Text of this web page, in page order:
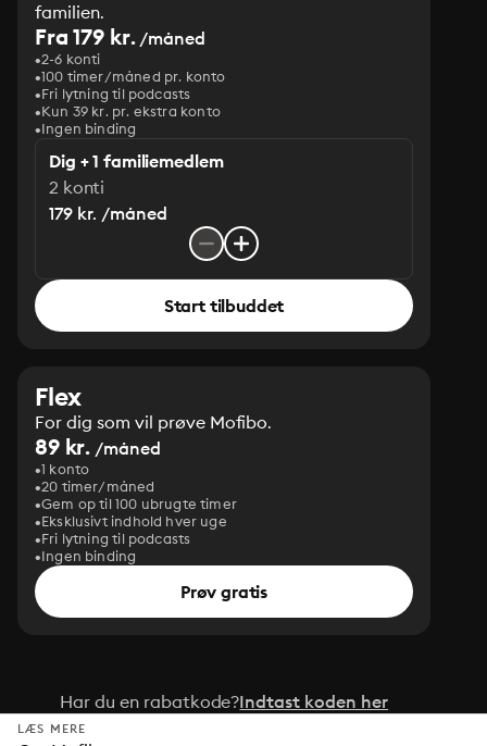
familien.
Fra 179 kr./måned
2-6 konti
100 timer/måned pr. konto
Fri lytning til podcasts
Kun 39 kr. pr. ekstra konto
Ingen binding
Dig + 1 familiemedlem
2 konti
179 kr. /måned
Start tilbuddet
Flex
For dig som vil prøve Mofibo.
89 kr. /måned
1 konto
20 timer/måned
Gem op til 100 ubrugte timer
Eksklusivt indhold hver uge
Fri lytning til podcasts
Ingen binding
Prøv gratis
Har du en rabatkode?Indtast koden her
LÆS MERE